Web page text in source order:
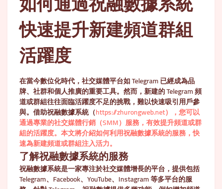
快速提升新建頻道群組
活躍度
在當今數位化時代，社交媒體平台如 Telegram 已經成為品
牌、社群和個人推廣的重要工具。然而，新建的 Telegram 頻
道或群組往往面臨活躍度不足的挑戰，難以快速吸引用戶參
與。借助祝融數據系統（https://zhurongweb.net），您可以
通過專業的社交媒體行銷（SMM）服務，有效提升頻道或群
組的活躍度。本文將介紹如何利用祝融數據系統的服務，快
速為新建頻道或群組注入活力。
了解祝融數據系統的服務
祝融數據系統是一家專注於社交媒體增長的平台，提供包括
Telegram、Facebook、YouTube、Instagram 等多平台的服